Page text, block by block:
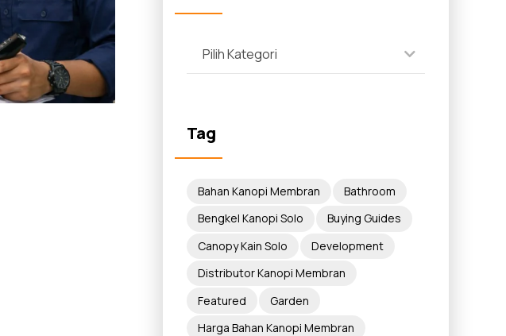
Pilih Kategori
Tag
Bahan Kanopi Membran
Bathroom
Bengkel Kanopi Solo
Buying Guides
Canopy Kain Solo
Development
Distributor Kanopi Membran
Featured
Garden
Harga Bahan Kanopi Membran